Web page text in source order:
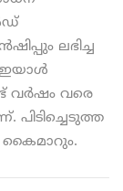
ലഭിച്ച
വർഷം വരെ
പിടിച്ചെടുത്ത